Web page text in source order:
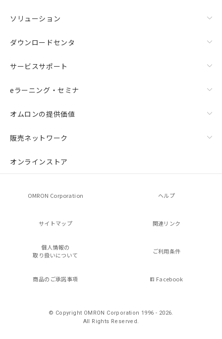
ソリューション
ダウンロードセンタ
サービスサポート
eラーニング・セミナ
オムロンの提供価値
販売ネットワーク
オンラインストア
OMRON Corporation ヘルプ
サイトマップ 関連リンク
個人情報の
取り扱いについて
ご利用条件
商品のご承諾事項 Facebook
© Copyright OMRON Corporation 1996 - 2026.
All Rights Reserved.